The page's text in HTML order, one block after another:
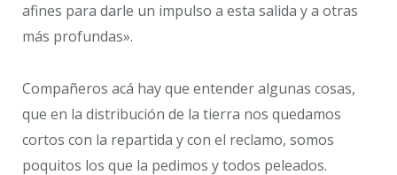
afines para darle un impulso a esta salida y a otras
más profundas».
Compañeros acá hay que entender algunas cosas,
que en la distribución de la tierra nos quedamos
cortos con la repartida y con el reclamo, somos
poquitos los que la pedimos y todos peleados.